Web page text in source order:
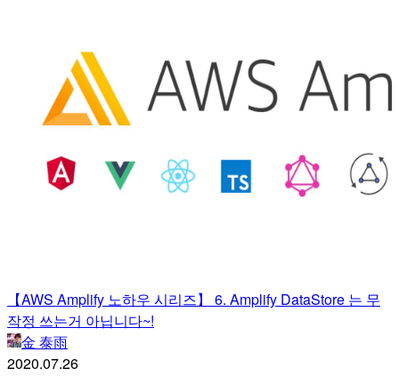
【AWS Amplify 노하우 시리즈】 6. Amplify DataStore 는 무
작정 쓰는거 아닙니다~!
金 泰雨
2020.07.26